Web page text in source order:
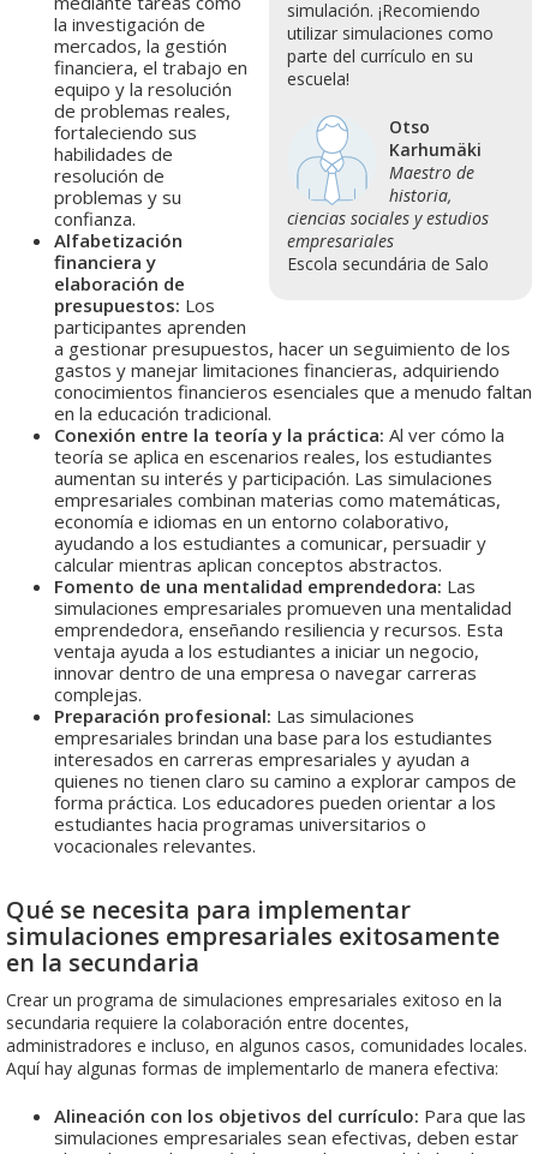
simulación. ¡Recomiendo
utilizar simulaciones como
parte del currículo en su
escuela!
Otso
Karhumäki
Maestro de
historia,
ciencias sociales y estudios
empresariales
Escola secundária de Salo
la investigación de
mercados, la gestión
financiera, el trabajo en
equipo y la resolución
de problemas reales,
fortaleciendo sus
habilidades de
resolución de
problemas y su
confianza.
Alfabetización
financiera y
elaboración de
presupuestos: Los
participantes aprenden
a gestionar presupuestos, hacer un seguimiento de los
gastos y manejar limitaciones financieras, adquiriendo
conocimientos financieros esenciales que a menudo faltan
en la educación tradicional.
Conexión entre la teoría y la práctica: Al ver cómo la
teoría se aplica en escenarios reales, los estudiantes
aumentan su interés y participación. Las simulaciones
empresariales combinan materias como matemáticas,
economía e idiomas en un entorno colaborativo,
ayudando a los estudiantes a comunicar, persuadir y
calcular mientras aplican conceptos abstractos.
Fomento de una mentalidad emprendedora: Las
simulaciones empresariales promueven una mentalidad
emprendedora, enseñando resiliencia y recursos. Esta
ventaja ayuda a los estudiantes a iniciar un negocio,
innovar dentro de una empresa o navegar carreras
complejas.
Preparación profesional: Las simulaciones
empresariales brindan una base para los estudiantes
interesados en carreras empresariales y ayudan a
quienes no tienen claro su camino a explorar campos de
forma práctica. Los educadores pueden orientar a los
estudiantes hacia programas universitarios o
vocacionales relevantes.
Qué se necesita para implementar
simulaciones empresariales exitosamente
en la secundaria
Crear un programa de simulaciones empresariales exitoso en la
secundaria requiere la colaboración entre docentes,
administradores e incluso, en algunos casos, comunidades locales.
Aquí hay algunas formas de implementarlo de manera efectiva:
Alineación con los objetivos del currículo: Para que las
simulaciones empresariales sean efectivas, deben estar